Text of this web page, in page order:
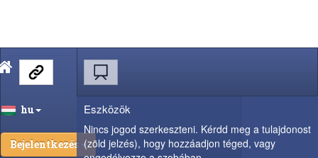
hu
Bejelentkezés
Eszközök
Nincs jogod szerkeszteni. Kérdd meg a tulajdonost
(zöld jelzés), hogy hozzáadjon téged, vagy